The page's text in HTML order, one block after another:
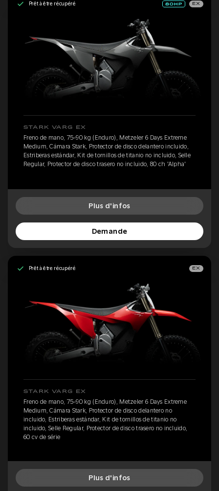
Prêt à être récupéré EX
STARK VARG EX
Freno de mano, 75-90 kg (Enduro), Metzeler 6 Days Extreme
Medium, Cámara Stark, Protector de disco delantero incluido,
Estriberas estándar, Kit de tornillos de titanio no incluido, Selle
Regular, Protector de disco trasero no incluido, 80 ch 'Alpha'
Plus d'infos
Demande
Prêt à être récupéré EX
STARK VARG EX
Freno de mano, 75-90 kg (Enduro), Metzeler 6 Days Extreme
Medium, Cámara Stark, Protector de disco delantero no
incluido, Estriberas estándar, Kit de tornillos de titanio no
incluido, Selle Regular, Protector de disco trasero no incluido,
60 cv de série
Plus d'infos